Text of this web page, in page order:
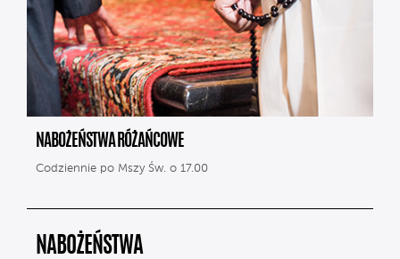
NABOŻEŃSTWA RÓŻAŃCOWE
Codziennie po Mszy Św. o 17.00
NABOŻEŃSTWA